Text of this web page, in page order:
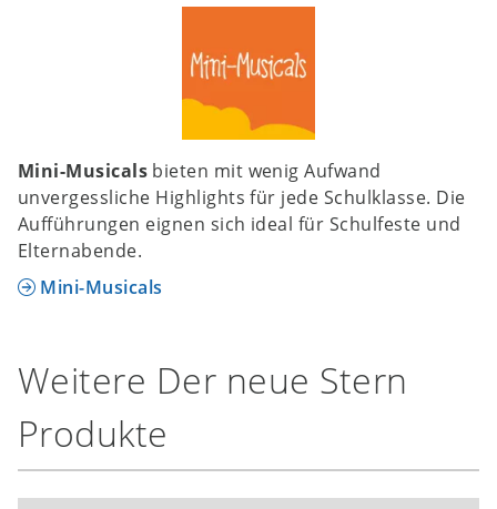
Mini-Musicals bieten mit wenig Aufwand
unvergessliche Highlights für jede Schulklasse. Die
Aufführungen eignen sich ideal für Schulfeste und
Elternabende.
Mini-Musicals
Weitere Der neue Stern
Produkte